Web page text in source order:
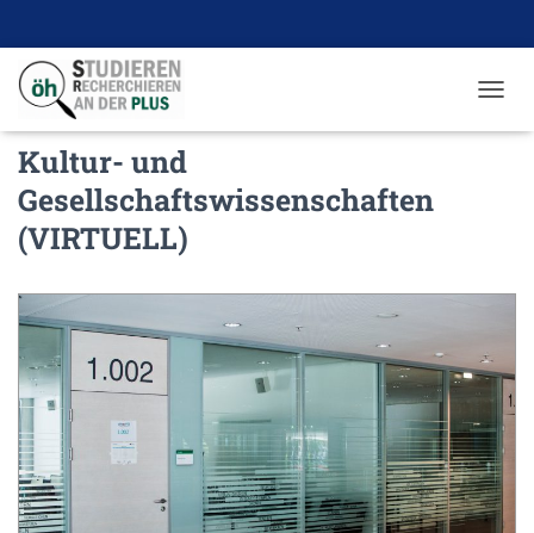
A
M
S
C
H
A
L
T
E
Kultur- und
Gesellschaftswissenschaften
(VIRTUELL)